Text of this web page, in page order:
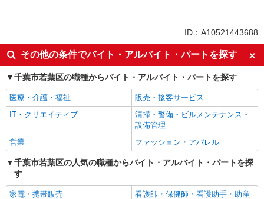
上場企業・上場企業のグループ会
社
扶養内勤務OK
副業・WワークOK
ID：A10521443688
その他の条件でバイト・アルバイト・パートを探す
千葉市若葉区の職種からバイト・アルバイト・パートを探す
医療・介護・福祉
販売・接客サービス
IT・クリエイティブ
清掃・警備・ビルメンテナンス・
設備管理
営業
ファッション・アパレル
千葉市若葉区の人気の職種からバイト・アルバイト・パートを探
す
家電・携帯販売
看護師・保健師・看護助手・助産